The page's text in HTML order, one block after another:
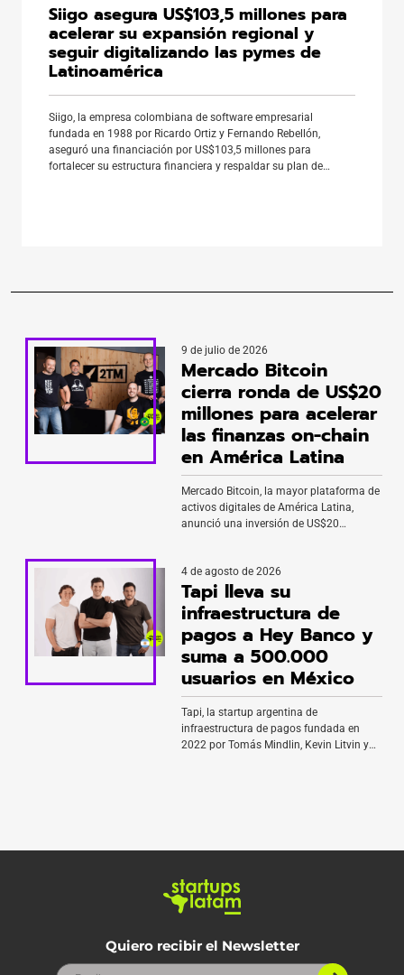
Siigo asegura US$103,5 millones para
acelerar su expansión regional y
seguir digitalizando las pymes de
Latinoamérica
Siigo, la empresa colombiana de software empresarial
fundada en 1988 por Ricardo Ortiz y Fernando Rebellón,
aseguró una financiación por US$103,5 millones para
fortalecer su estructura financiera y respaldar su plan de
9 de julio de 2026
Mercado Bitcoin
cierra ronda de US$20
millones para acelerar
las finanzas on-chain
en América Latina
Mercado Bitcoin, la mayor plataforma de
activos digitales de América Latina,
anunció una inversión de US$20
compañía y a SoftBank, que ya era
accionista desde que Mercado Bitcoin se
convirtió en unicornio en 2021. Fundada
en 2013 por Roberto Dagnoni, Gustavo
[…]
4 de agosto de 2026
Tapi lleva su
infraestructura de
pagos a Hey Banco y
suma a 500.000
usuarios en México
Tapi, la startup argentina de
infraestructura de pagos fundada en
2022 por Tomás Mindlin, Kevin Litvin y
Quiero recibir el Newsletter